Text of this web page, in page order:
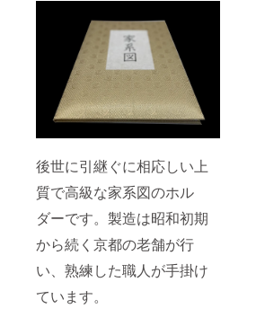
後世に引継ぐに相応しい上
質で高級な家系図のホル
ダーです。製造は昭和初期
から続く京都の老舗が行
い、熟練した職人が手掛け
ています。